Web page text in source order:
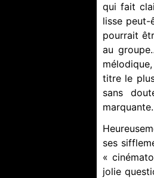
qui fait
lisse peut-
pourrait
au
titre le
sans
marquante.
ses
«
jolie